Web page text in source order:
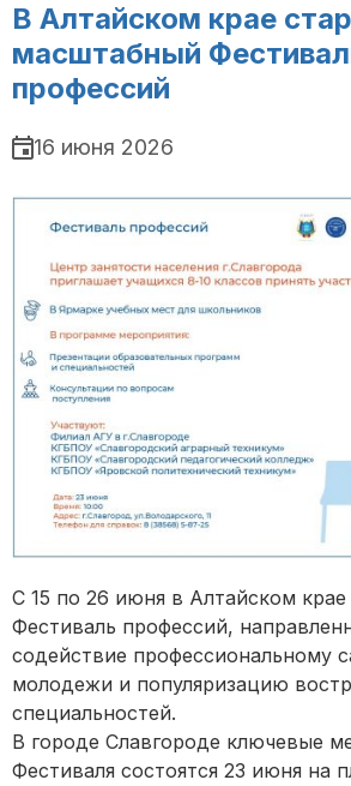
В Алтайском крае
масштабный
профессий
16 июня 2026
С 15 по 26 июня в Алтайском
Фестиваль профессий,
содействие профессиональному
молодежи и популяризацию
специальностей.
В городе Славгороде ключевые
Фестиваля состоятся 23 июня на